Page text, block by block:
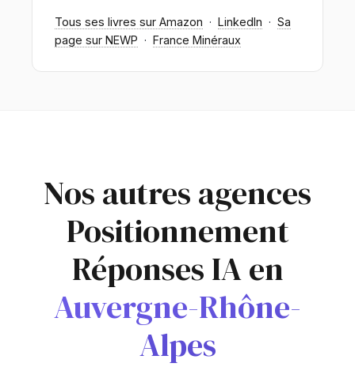
Tous ses livres sur Amazon · LinkedIn · Sa
page sur NEWP · France Minéraux
Nos autres agences
Positionnement
Réponses IA en
Auvergne-Rhône-
Alpes